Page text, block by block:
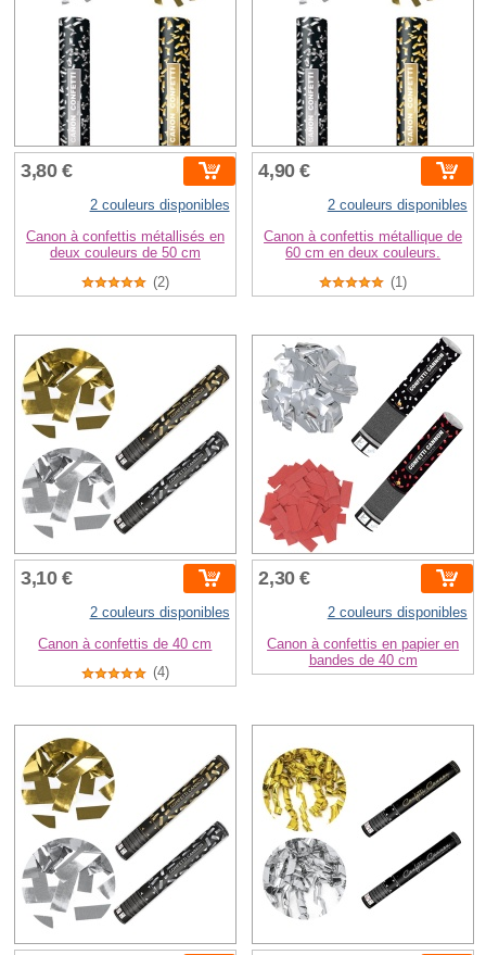
3,80 €
2 couleurs disponibles
Canon à confettis métallisés en
deux couleurs de 50 cm
(2)
4,90 €
2 couleurs disponibles
Canon à confettis métallique de
60 cm en deux couleurs.
(1)
3,10 €
2 couleurs disponibles
Canon à confettis de 40 cm
(4)
2,30 €
2 couleurs disponibles
Canon à confettis en papier en
bandes de 40 cm